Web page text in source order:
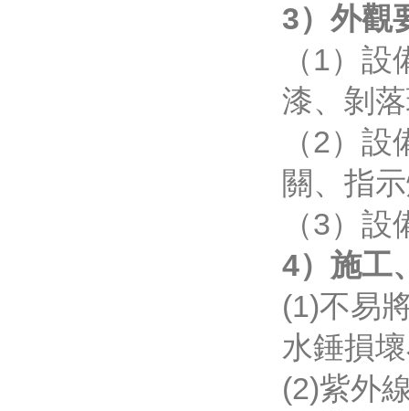
3）外觀
（1）設
漆、剝落
（2）設
關、
（3）設
4）施工
(1)不易
水錘損壞
(2)紫外